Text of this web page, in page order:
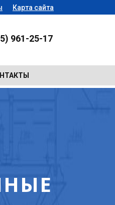
Карта сайта
961-25-17